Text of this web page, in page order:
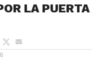
LA PUERTA